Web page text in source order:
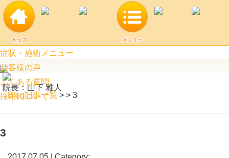
3 | 阿見町口コミ上位のつばめ接骨院
症状・施術メニュー
お客様の声
よくある質問
採用について
院長：山下 雅人
Blog記事一覧 > > 3
3